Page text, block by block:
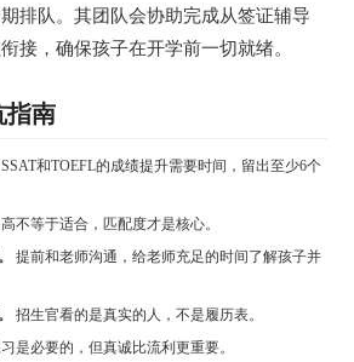
排队。其团队会协助完成从签证辅导
接，确保孩子在开学前一切就绪。
指南
SSAT和TOEFL的成绩提升需要时间，留出至少6个
不等于适合，匹配度才是核心。
提前和老师沟通，给老师充足的时间了解孩子并
招生官看的是真实的人，不是履历表。
是必要的，但真诚比流利更重要。